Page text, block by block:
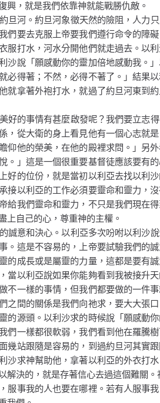
興，就是我們依靠神就能戰勝仇敵。
旦河。約旦河象徵天然的險阻，人力
們要去克服上帝要我們遵行命令的障
服打水，河水分開他們就走過去。以
沙說「願感動你的靈加倍地感動我。
必得著；不然，必得不著了。」結果
就拿著外袍打水，就過了約旦河東到
好的事情有甚麼啟發呢？我們要立志
，從大衛的身上看見他有一個心志就是
仰他的榮美，在他的殿裡求問。」 另
。」 這是一個很重要基督徒應該要有
好的位份，就是當初以利亞去找以利
接以利亞的工作必須要靈命和靈力，
給我們靈命和靈力，不只是我們現在
上自己的心，尊重神的主權。
誠意和決心。以利亞多次吩咐以利沙
。這是不容易的，上帝要試驗我們的
的成長或是屬靈的力量，這都是要有
當以利亞說如果你能夠看到我被接升
不一樣的事情，但我們都要做的一件
們之間的關係是我們向祂求，要大大張
的源頭。以利沙求的時候說「願感動你
們一樣都很軟弱，我們看到他在羅騰
幾站跟隨是容易的，到過約旦河其實
沙求神幫助他，拿著以利亞的外衣打
解決的，就是存著信心去過這個難關
服事我的人也要在哪裡。若有人服事